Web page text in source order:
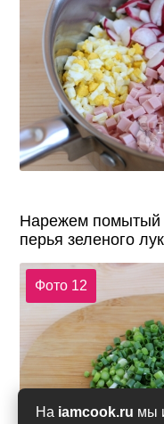
На iamcook.ru мы
Нарежем помытый
перья зеленого
Фото 12